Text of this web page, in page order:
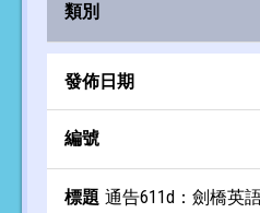
通告611d：劍橋英